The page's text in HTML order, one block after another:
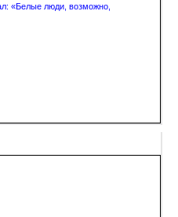
«Белые люди, возможно,